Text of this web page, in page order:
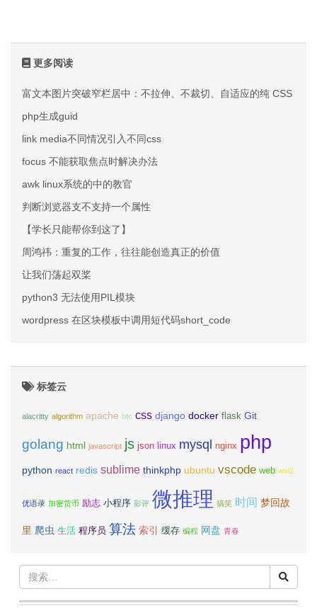
更多阅读
富文本图片突破窄栏居中：不拉伸、不裁切、自适应的纯 CSS 方案
php生成guid
link media不同情况引入不同css
focus 不能获取焦点时解决办法
awk linux系统的中的教官
判断浏览器支不支持一个属性
【学长只能帮你到这了】
周鸿祎：重复的工作，往往能创造真正的价值
让我们荡起双桨
python3 无法使用PIL模块
wordpress 在区块模板中调用短代码short_code
标签云
alacritty algorithm apache btc css django docker flask Git
golang html javascript js json linux mysql nginx php
python react redis sublime thinkphp ubuntu vscode web wsl2
优语录 加密货币 励志 小程序 影评 微推理 搞笑 时间 梦回故
里 爬虫 生活 程序员 算法 索引 缓存 编程 网盘 青春